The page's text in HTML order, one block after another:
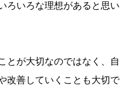
ろいろな理想があると思い
とが大切なのではなく、自
改善していくことも大切で